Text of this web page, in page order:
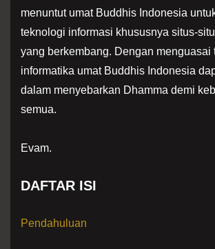
menuntut umat Buddhis Indonesia
teknologi informasi khususnya situs-
yang berkembang. Dengan menguasai
informatika umat Buddhis Indonesia
dalam menyebarkan Dhamma demi
semua.
Evam.
DAFTAR ISI
Pendahuluan